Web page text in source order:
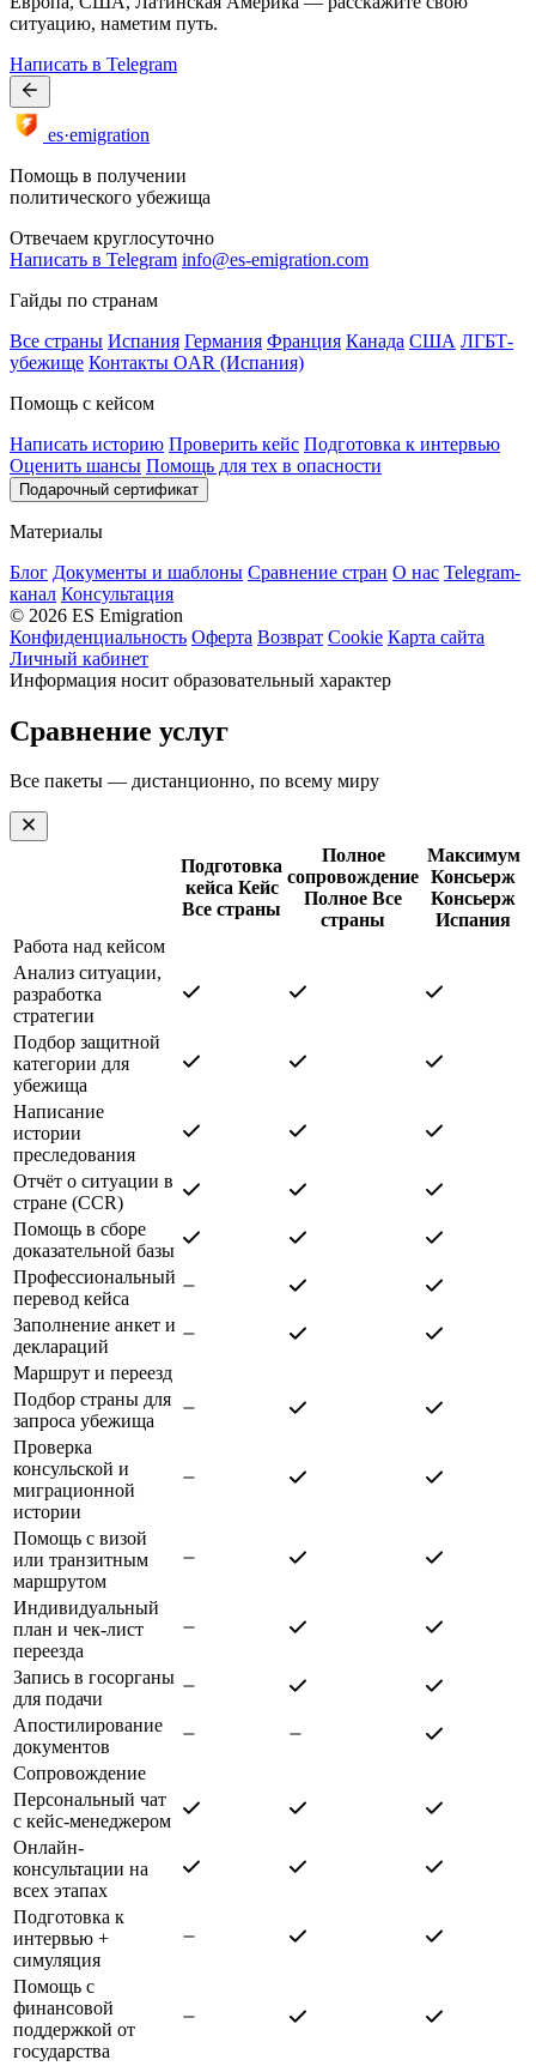
ситуацию, наметим путь.
Написать в Telegram
es·emigration
Помощь в получении
политического убежища
Отвечаем круглосуточно
Написать в Telegram info@es-emigration.com
Гайды по странам
Все страны Испания Германия Франция Канада США ЛГБТ-
убежище Контакты OAR (Испания)
Помощь с кейсом
Написать историю Проверить кейс Подготовка к интервью
Оценить шансы Помощь для тех в опасности
Подарочный сертификат
Материалы
Блог Документы и шаблоны Сравнение стран О нас Telegram-
канал Консультация
© 2026 ES Emigration
Конфиденциальность Оферта Возврат Cookie Карта сайта
Личный кабинет
Информация носит образовательный характер
Сравнение услуг
Все пакеты — дистанционно, по всему миру
Подготовка
кейса Кейс
Все страны
Полное
сопровождение
Полное Все
страны
Максимум
Консьерж
Консьерж
Испания
Работа над кейсом
Анализ ситуации,
разработка
стратегии
Подбор защитной
категории для
убежища
Написание
истории
преследования
Отчёт о ситуации в
стране (CCR)
Помощь в сборе
доказательной базы
Профессиональный
перевод кейса
Заполнение анкет и
деклараций
Маршрут и переезд
Подбор страны для
запроса убежища
Проверка
консульской и
миграционной
истории
Помощь с визой
или транзитным
маршрутом
Индивидуальный
план и чек-лист
переезда
Запись в госорганы
для подачи
Апостилирование
документов
Сопровождение
Персональный чат
с кейс-менеджером
Онлайн-
консультации на
всех этапах
Подготовка к
интервью +
симуляция
Помощь с
финансовой
поддержкой от
государства